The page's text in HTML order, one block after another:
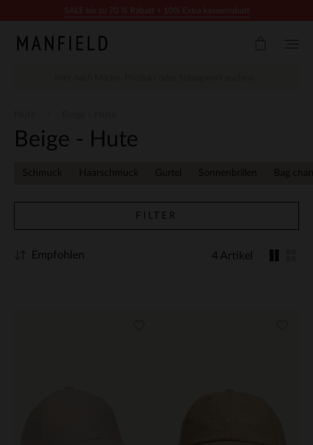
Beige - Hute
Schmuck Haarschmuck Gurtel Sonnenbrillen Bag
FILTER
4 Artikel
Empfohlen